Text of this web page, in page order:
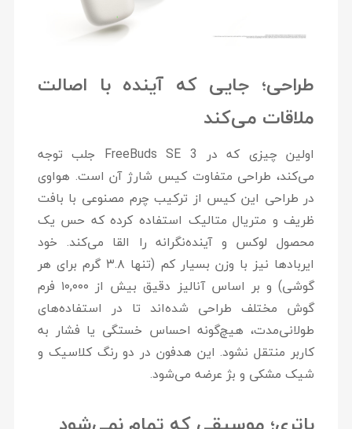
طراحی؛ جایی که آینده با اصالت
ملاقات می‌کند
اولین چیزی که در FreeBuds SE 3 جلب توجه
می‌کند، طراحی متفاوت کیس شارژ آن است. هواوی
در طراحی این کیس از ترکیب چرم مصنوعی با بافت
ظریف و متریال متالیک استفاده کرده که حس یک
محصول لوکس و آینده‌نگرانه را القا می‌کند. خود
ایربادها نیز با وزن بسیار کم (تنها ۳.۸ گرم برای هر
گوشی) و بر اساس آنالیز دقیق بیش از ۱۰,۰۰۰ فرم
گوش مختلف طراحی شده‌اند تا در استفاده‌های
طولانی‌مدت، هیچ‌گونه احساس خستگی یا فشار به
کاربر منتقل نشود. این هدفون در دو رنگ کلاسیک و
شیک مشکی و بژ عرضه می‌شود.